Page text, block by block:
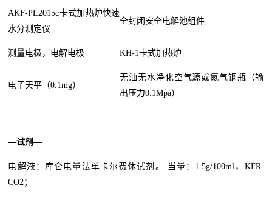
AKF-PL2015c卡式加热炉快速
水分测定仪
全封闭安全电解池组件
测量电极，电解电极 KH-1卡式加热炉
电子天平（0.1mg）
无油无水净化空气源或氮气钢瓶（输
出压力0.1Mpa）
—试剂—
电解液：库仑电量法单卡尔费休试剂。 当量：1.5g/100ml，KFR-
CO2；